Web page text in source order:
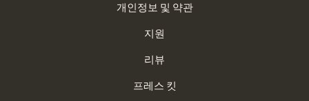
개인정보 및 약관
지원
리뷰
프레스 킷